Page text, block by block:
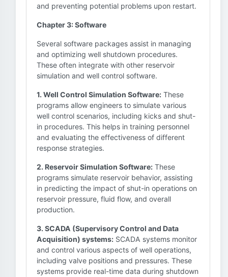
and preventing potential problems upon restart.
Chapter 3: Software
Several software packages assist in managing
and optimizing well shutdown procedures.
These often integrate with other reservoir
simulation and well control software.
1. Well Control Simulation Software: These
programs allow engineers to simulate various
well control scenarios, including kicks and shut-
in procedures. This helps in training personnel
and evaluating the effectiveness of different
response strategies.
2. Reservoir Simulation Software: These
programs simulate reservoir behavior, assisting
in predicting the impact of shut-in operations on
reservoir pressure, fluid flow, and overall
production.
3. SCADA (Supervisory Control and Data
Acquisition) systems: SCADA systems monitor
and control various aspects of well operations,
including valve positions and pressures. These
systems provide real-time data during shutdown